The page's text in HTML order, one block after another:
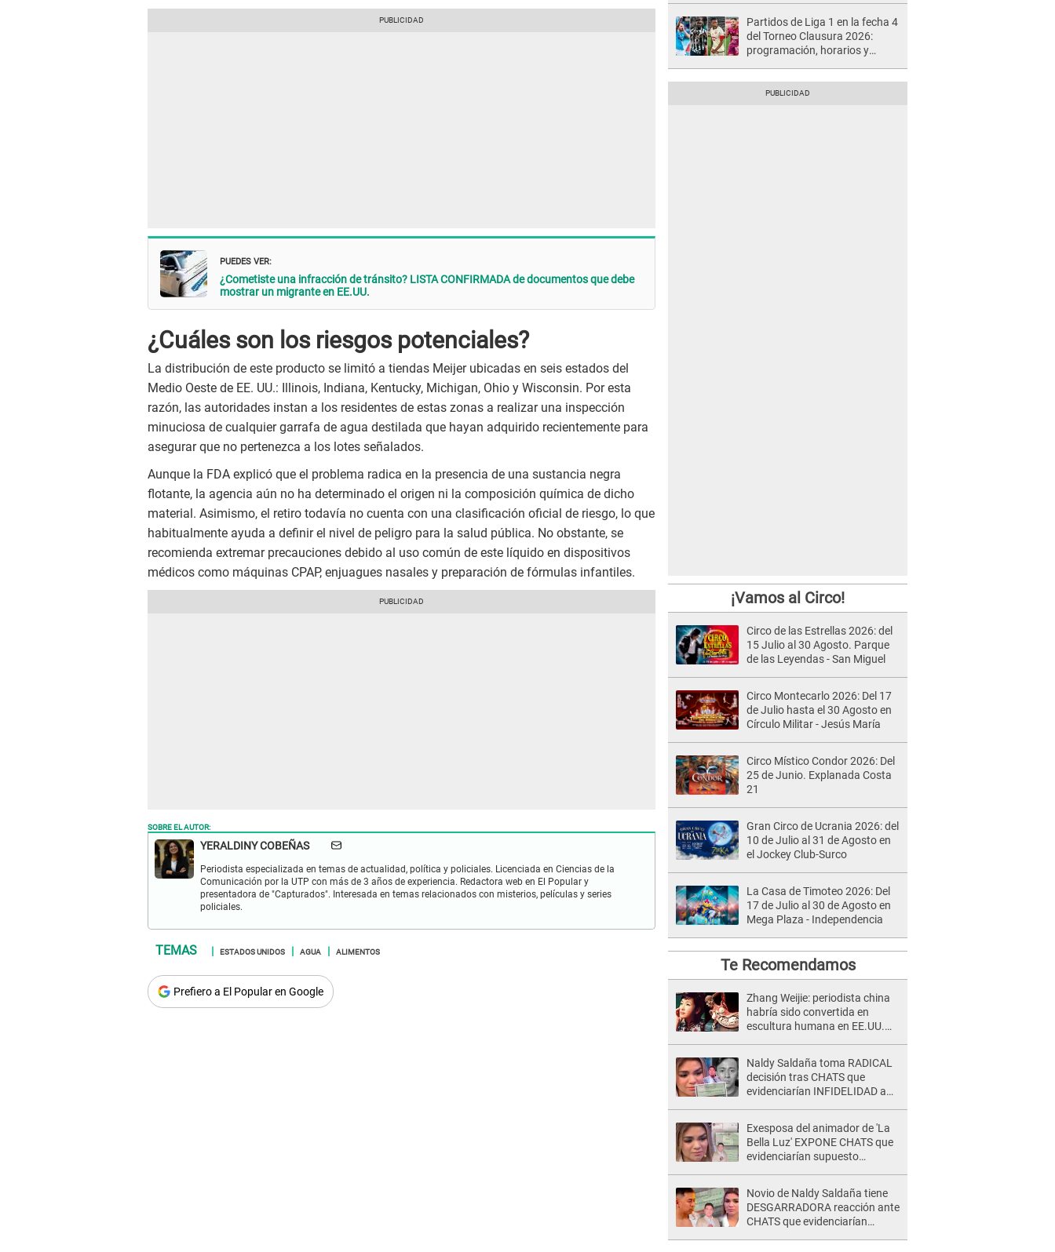
PUEDES VER:
¿Cometiste una infracción de tránsito? LISTA CONFIRMADA de documentos que debe
mostrar un migrante en EE.UU.
¿Cuáles son los riesgos potenciales?
La distribución de este producto se limitó a tiendas Meijer ubicadas en seis estados del
Medio Oeste de EE. UU.: Illinois, Indiana, Kentucky, Michigan, Ohio y Wisconsin. Por esta
razón, las autoridades instan a los residentes de estas zonas a realizar una inspección
minuciosa de cualquier garrafa de agua destilada que hayan adquirido recientemente para
asegurar que no pertenezca a los lotes señalados.
Aunque la FDA explicó que el problema radica en la presencia de una sustancia negra
flotante, la agencia aún no ha determinado el origen ni la composición química de dicho
material. Asimismo, el retiro todavía no cuenta con una clasificación oficial de riesgo, lo que
habitualmente ayuda a definir el nivel de peligro para la salud pública. No obstante, se
recomienda extremar precauciones debido al uso común de este líquido en dispositivos
médicos como máquinas CPAP, enjuagues nasales y preparación de fórmulas infantiles.
SOBRE EL AUTOR:
YERALDINY COBEÑAS
Periodista especializada en temas de actualidad, política y policiales. Licenciada en Ciencias de la
Comunicación por la UTP con más de 3 años de experiencia. Redactora web en El Popular y
presentadora de "Capturados". Interesada en temas relacionados con misterios, películas y series
policiales.
ESTADOS UNIDOS AGUA ALIMENTOS
Prefiero a El Popular en Google
Partidos de Liga 1 en la fecha 4
del Torneo Clausura 2026:
programación, horarios y
¡Vamos al Circo!
Circo de las Estrellas 2026: del
15 Julio al 30 Agosto. Parque
de las Leyendas - San Miguel
Circo Montecarlo 2026: Del 17
de Julio hasta el 30 Agosto en
Círculo Militar - Jesús María
Circo Místico Condor 2026: Del
25 de Junio. Explanada Costa
21
Gran Circo de Ucrania 2026: del
10 de Julio al 31 de Agosto en
el Jockey Club-Surco
La Casa de Timoteo 2026: Del
17 de Julio al 30 de Agosto en
Mega Plaza - Independencia
Te Recomendamos
Zhang Weijie: periodista china
habría sido convertida en
escultura humana en EE.UU.
Naldy Saldaña toma RADICAL
decisión tras CHATS que
evidenciarían INFIDELIDAD a
Exesposa del animador de 'La
Bella Luz' EXPONE CHATS que
evidenciarían supuesto
Novio de Naldy Saldaña tiene
DESGARRADORA reacción ante
CHATS que evidenciarían